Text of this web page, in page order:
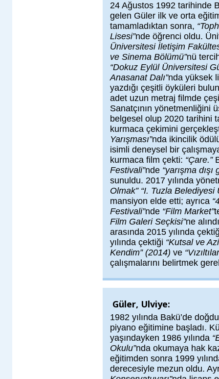
24 Ağustos 1992 tarihinde
gelen Güler ilk ve orta
tamamladıktan sonra,
Lisesi”nde öğrenci oldu.
Üniversitesi İletişim
ve Sinema Bölümü”nü
“Dokuz Eylül Üniversitesi
Anasanat Dalı”nda yüksek
yazdığı çeşitli öyküleri
adet uzun metraj filmde
Sanatçının yönetmenliğini
belgesel olup 2020 tarihini
kurmaca çekimini
Yarışması”nda ikincilik
isimli deneysel bir
kurmaca film çekti: “Çare.”
Festivali”nde “yarışma
sunuldu. 2017 yılında
Olmak” “I. Tuzla Belediyesi
mansiyon elde etti; ayrıca
Festivali”nde “Film Market”
Film Galeri Seçkisi”ne
arasında 2015 yılında
yılında çektiği “Kutsal ve
Kendim” (2014) ve
çalışmalarını belirtmek
Güler, Ulviye:
1982 yılında Bakü’de
piyano eğitimine başladı.
yaşındayken 1986 yılında
Okulu”nda okumaya hak
eğitimden sonra 1999
derecesiyle mezun oldu.